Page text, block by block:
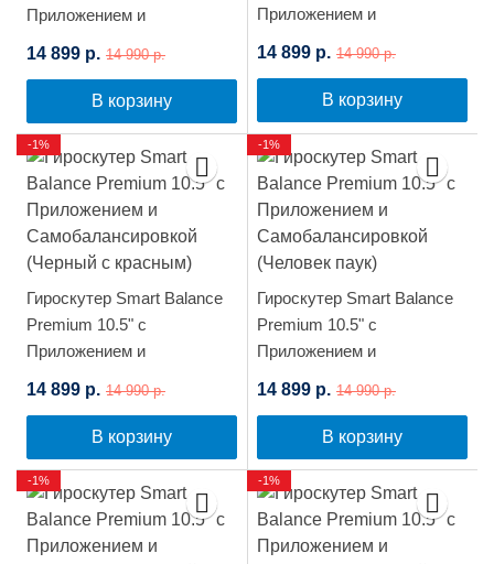
Приложением и
(Газета)
14 899 р. 14 990 р.
В корзину
Приложением и
(Черепа)
14 899 р. 14 990 р.
В корзину
Гироскутер Smart Balance
Premium 10.5" с
Приложением и
(Черный с красным)
14 899 р. 14 990 р.
В корзину
-1%
Гироскутер Smart Balance
Premium 10.5" с
Приложением и
(Человек паук)
14 899 р. 14 990 р.
В корзину
-1%
-1% -1%